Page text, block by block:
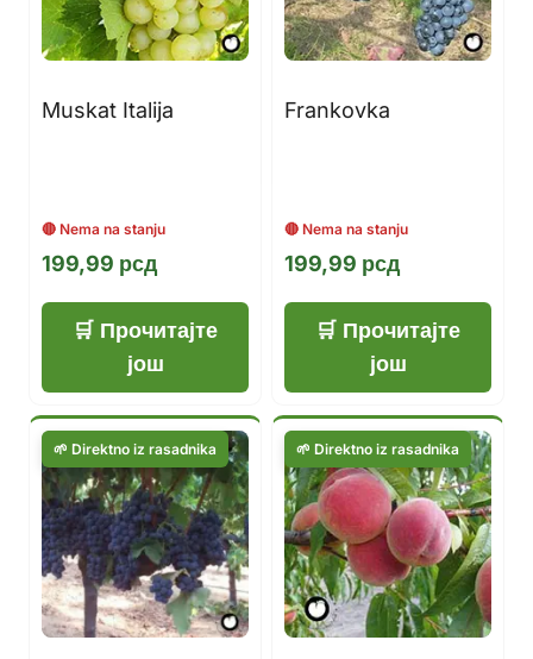
Muskat Italija
199,99 рсд
Прочитајте
још
Frankovka
199,99 рсд
Прочитајте
још